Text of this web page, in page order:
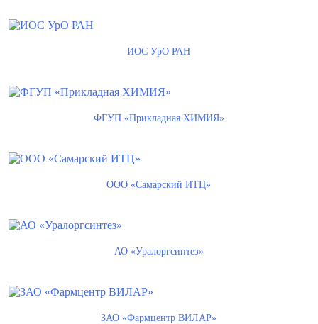
ИОС УрО РАН
ФГУП «Прикладная ХИМИЯ»
ООО «Самарский ИТЦ»
АО «Уралоргсинтез»
ЗАО «Фармцентр ВИЛАР»